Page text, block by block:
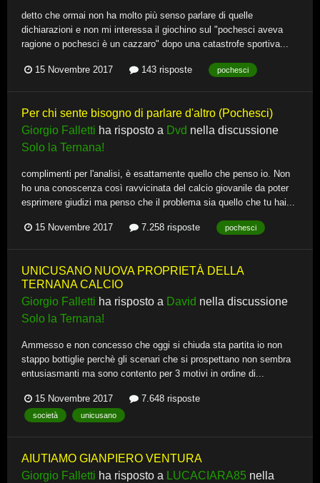
detto che ormai non ha molto più senso parlare di quelle
dichiarazioni e non mi interessa il giochino sul "pochesci aveva
ragione o pochesci è un cazzaro" dopo una catastrofe sportiva...
15 Novembre 2017 143 risposte pochesci
Per chi sente bisogno di parlare d'altro (Pochesci)
Giorgio Falletti ha risposto a Dvd nella discussione
Solo la Ternana!
complimenti per l'analisi, è esattamente quello che penso io. Non
ho una conoscenza così ravvicinata del calcio giovanile da poter
esprimere giudizi ma penso che il problema sia quello che tu hai...
15 Novembre 2017 7.258 risposte pochesci
UNICUSANO NUOVA PROPRIETÀ DELLA
TERNANA CALCIO
Giorgio Falletti ha risposto a David nella discussione
Solo la Ternana!
Ammesso e non concesso che oggi si chiuda sta partita io non
stappo bottiglie perchè gli scenari che si prospettano non sembra
entusiasmanti ma sono contento per 3 motivi in ordine di...
15 Novembre 2017 7.648 risposte
società unicusano
AIUTIAMO GIANPIERO VENTURA
Giorgio Falletti ha risposto a LUCACIARA85 nella